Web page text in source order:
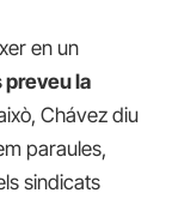
en un
preveu la
Chávez diu
paraules,
sindicats